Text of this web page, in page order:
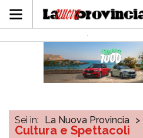
Sei in: La Nuova Provincia >
Cultura e Spettacoli